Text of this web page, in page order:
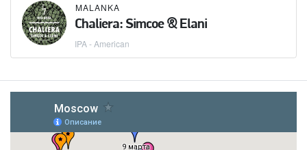
MALANKA
Chaliera: Simcoe & Elani
IPA - American